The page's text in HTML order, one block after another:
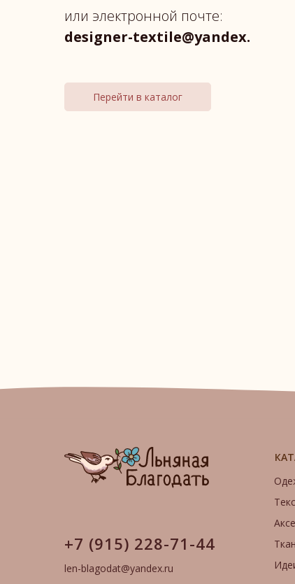
или электронной почте:
designer-textile@yandex.
Перейти в каталог
len-blagodat@yandex.ru
+7 (915) 228-71-44